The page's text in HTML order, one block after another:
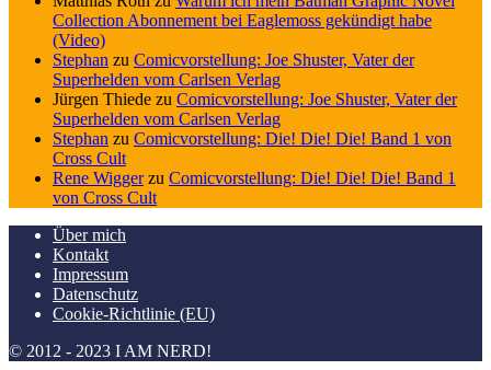
Collection Abonnement bei Eaglemoss gekündigt habe
(Video)
Stephan zu Comicvorstellung: Joe Shuster, Vater der
Superhelden vom Carlsen Verlag
Jürgen Thiede zu Comicvorstellung: Joe Shuster, Vater der
Superhelden vom Carlsen Verlag
Stephan zu Comicvorstellung: Die! Die! Die! Band 1 von
Cross Cult
Rene Wiggerzu Comicvorstellung: Die! Die! Die! Band 1
von Cross Cult
Über mich
Kontakt
Impressum
Datenschutz
Cookie-Richtlinie (EU)
© 2012 - 2023 I AM NERD!